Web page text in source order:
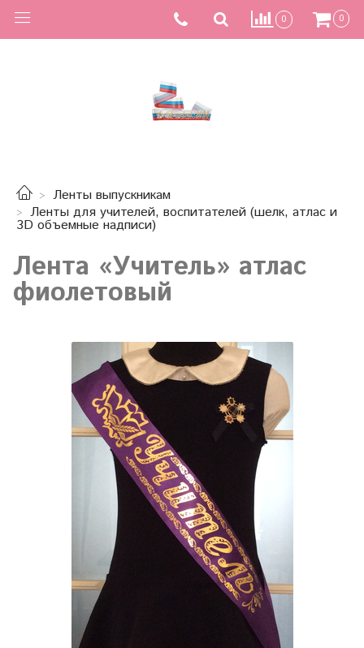
0 0
Ленты выпускникам
Ленты для учителей, воспитателей (шелк, атлас и
3D объемные надписи)
Лента «Учитель» атлас
фиолетовый